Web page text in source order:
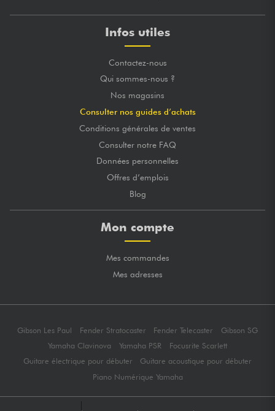
Infos utiles
Contactez-nous
Qui sommes-nous ?
Nos magasins
Consulter nos guides d’achats
Conditions générales de ventes
Consulter notre FAQ
Données personnelles
Offres d’emplois
Blog
Mon compte
Mes commandes
Mes adresses
Gibson Les Paul Fender Stratocaster Fender Telecaster
Gibson SG
Yamaha Clavinova
Yamaha PSR
Focusrite Scarlett
Guitare électrique pour débuter
Guitare acoustique pour débuter
Piano Numérique Yamaha